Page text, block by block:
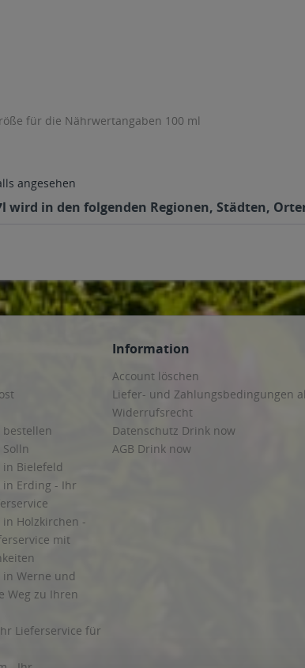
für die Nährwertangaben 100 ml
angesehen
wird in den folgenden Regionen, Städten,
Bielefeld
in Erding - Ihr
Holzkirchen -
mit
Werne und
Weg zu Ihren
Lieferservice für
Information
Account löschen
Liefer- und Zahlungsbedingungen
Widerrufsrecht
Datenschutz Drink now
AGB Drink now